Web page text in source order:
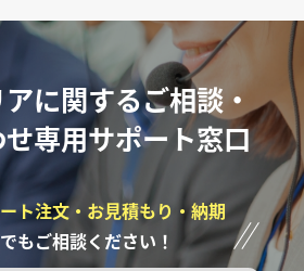
に関するご相談・
専用サポート窓口
ト注文・お見積もり・納期
もご相談ください！